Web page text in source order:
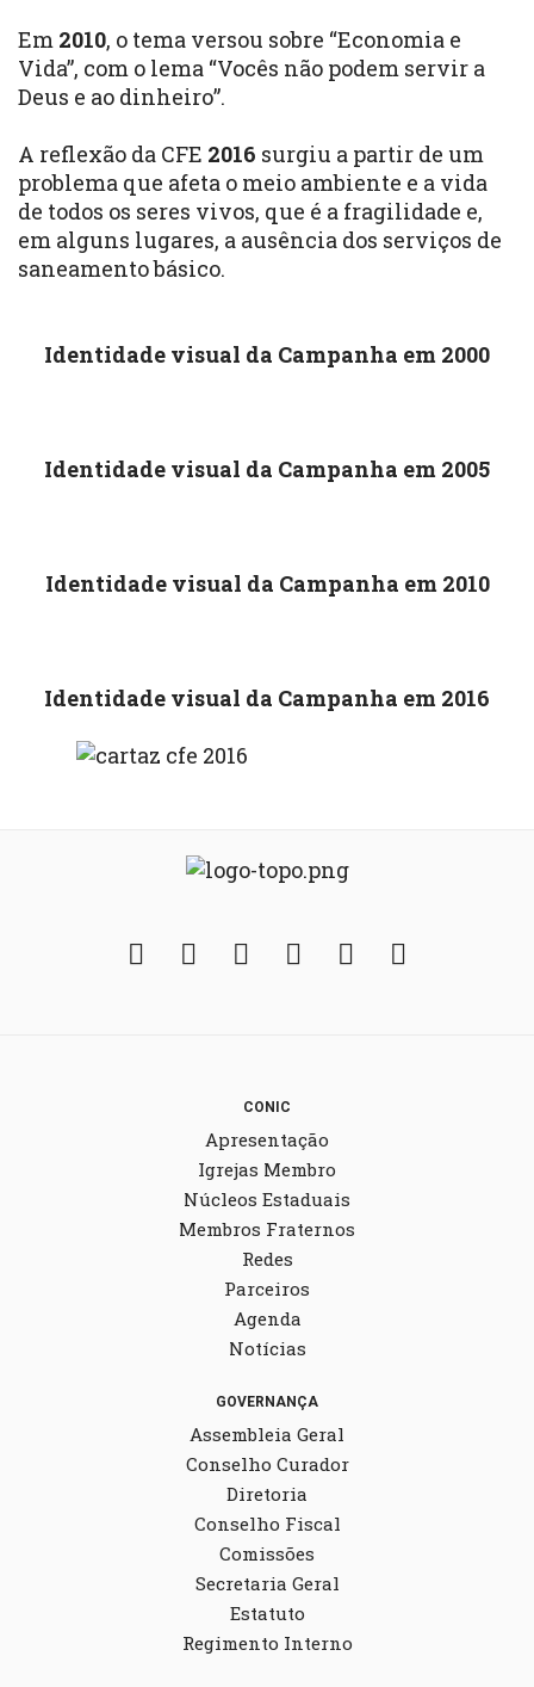
Em 2010, o tema versou sobre “Economia e
Vida”, com o lema “Vocês não podem servir a
Deus e ao dinheiro”.
A reflexão da CFE 2016 surgiu a partir de um
problema que afeta o meio ambiente e a vida
de todos os seres vivos, que é a fragilidade e,
em alguns lugares, a ausência dos serviços de
saneamento básico.
Identidade visual da Campanha em 2000
Identidade visual da Campanha em 2005
Identidade visual da Campanha em 2010
Identidade visual da Campanha em 2016
FacebookTwitter Instagram
YouTubeFickr
CONIC
Apresentação
Igrejas Membro
Núcleos Estaduais
Membros Fraternos
Redes
Parceiros
Agenda
Notícias
GOVERNANÇA
Assembleia Geral
Conselho Curador
Diretoria
Conselho Fiscal
Comissões
Secretaria Geral
Estatuto
Regimento Interno